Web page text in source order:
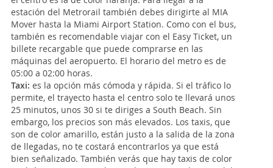
estación del Metrorail también debes dirigirte al MIA
Mover hasta la Miami Airport Station. Como con el bus,
también es recomendable viajar con el Easy Ticket, un
billete recargable que puede comprarse en las
máquinas del aeropuerto. El horario del metro es de
05:00 a 02:00 horas.
Taxi: es la opción más cómoda y rápida. Si el tráfico lo
permite, el trayecto hasta el centro solo te llevará unos
25 minutos, unos 30 si te diriges a South Beach. Sin
embargo, los precios son más elevados. Los taxis, que
son de color amarillo, están justo a la salida de la zona
de llegadas, no te costará encontrarlos ya que está
bien señalizado. También verás que hay taxis de color